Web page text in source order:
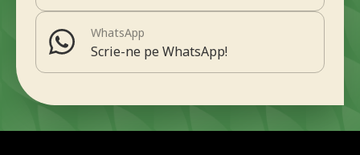
WhatsApp
Scrie-ne pe WhatsApp!